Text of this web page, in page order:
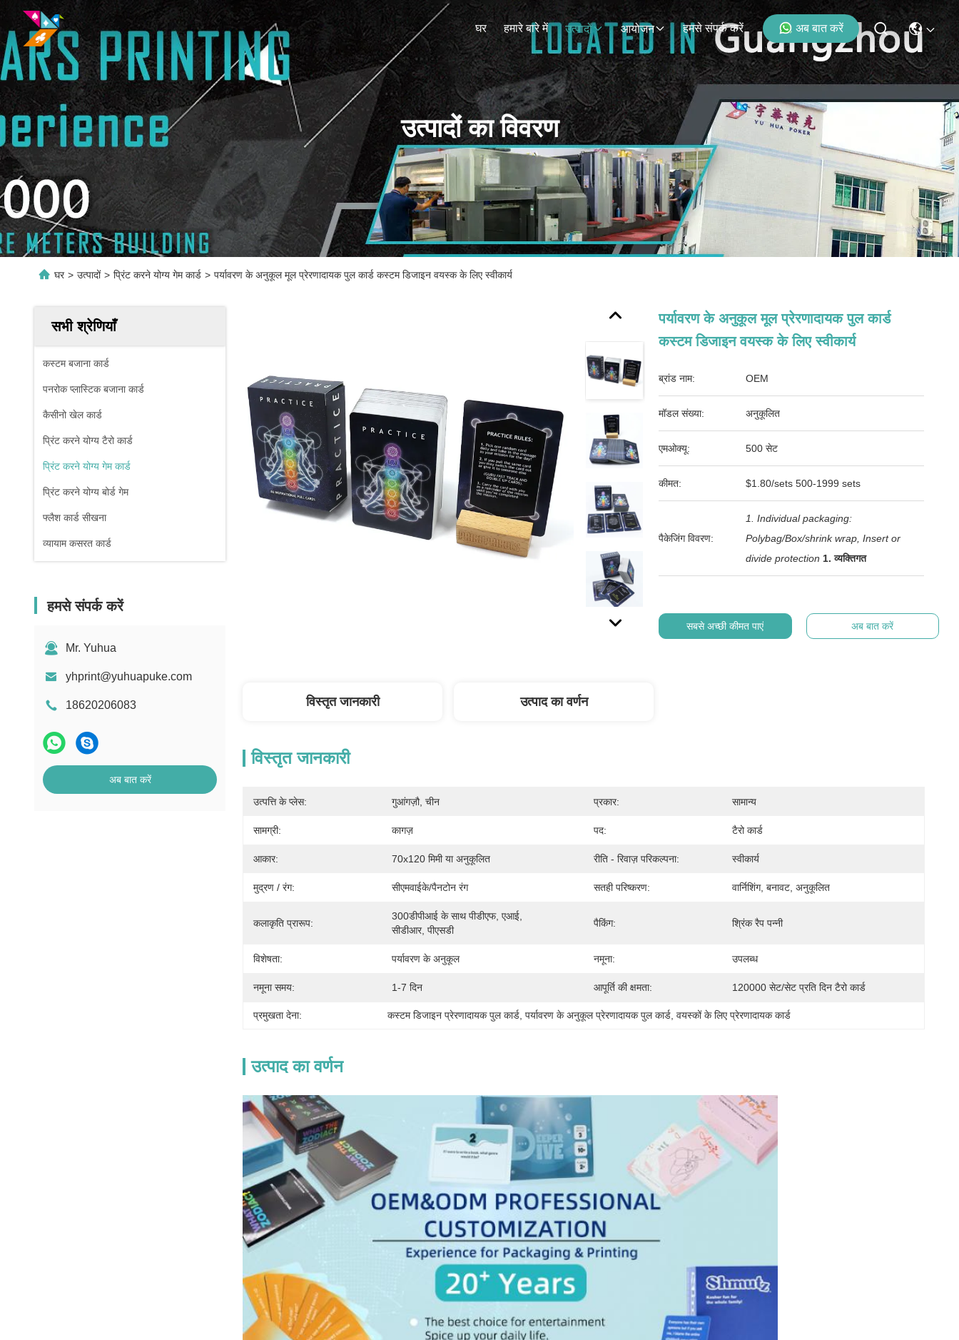
घर हमारे बारे में उत्पादों आयोजन हमसे संपर्क करें अब बात करें
उत्पादों का विवरण
घर > उत्पादों > प्रिंट करने योग्य गेम कार्ड > पर्यावरण के अनुकूल मूल प्रेरणादायक पुल कार्ड कस्टम डिजाइन वयस्क के लिए स्वीकार्य
सभी श्रेणियाँ
कस्टम बजाना कार्ड
पनरोक प्लास्टिक बजाना कार्ड
कैसीनो खेल कार्ड
प्रिंट करने योग्य टैरो कार्ड
प्रिंट करने योग्य गेम कार्ड
प्रिंट करने योग्य बोर्ड गेम
फ्लैश कार्ड सीखना
व्यायाम कसरत कार्ड
हमसे संपर्क करें
Mr. Yuhua
yhprint@yuhuapuke.com
18620206083
अब बात करें
पर्यावरण के अनुकूल मूल प्रेरणादायक पुल कार्ड
कस्टम डिजाइन वयस्क के लिए स्वीकार्य
ब्रांड नाम: OEM
मॉडल संख्या: अनुकूलित
एमओक्यू: 500 सेट
कीमत: $1.80/sets 500-1999 sets
पैकेजिंग विवरण:
1. Individual packaging:
Polybag/Box/shrink wrap, Insert or
divide protection 1. व्यक्तिगत
सबसे अच्छी कीमत पाएं अब बात करें
विस्तृत जानकारी उत्पाद का वर्णन
विस्तृत जानकारी
उत्पत्ति के प्लेस: गुआंगज़ौ, चीन प्रकार: सामान्य
सामग्री: कागज़ पद: टैरो कार्ड
आकार: 70x120 मिमी या अनुकूलित रीति - रिवाज़ परिकल्पना: स्वीकार्य
मुद्रण / रंग: सीएमवाईके/पैनटोन रंग सतही परिष्करण: वार्निशिंग, बनावट, अनुकूलित
कलाकृति प्रारूप:
300डीपीआई के साथ पीडीएफ, एआई,
सीडीआर, पीएसडी
पैकिंग: श्रिंक रैप पन्नी
विशेषता: पर्यावरण के अनुकूल नमूना: उपलब्ध
नमूना समय: 1-7 दिन आपूर्ति की क्षमता: 120000 सेट/सेट प्रति दिन टैरो कार्ड
प्रमुखता देना: कस्टम डिजाइन प्रेरणादायक पुल कार्ड , पर्यावरण के अनुकूल प्रेरणादायक पुल कार्ड , वयस्कों के लिए प्रेरणादायक कार्ड
उत्पाद का वर्णन